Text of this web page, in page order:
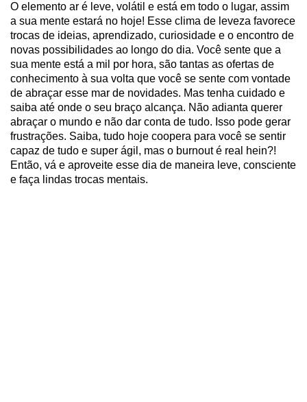
O elemento ar é leve, volátil e está em todo o lugar, assim
a sua mente estará no hoje! Esse clima de leveza favorece
trocas de ideias, aprendizado, curiosidade e o encontro de
novas possibilidades ao longo do dia. Você sente que a
sua mente está a mil por hora, são tantas as ofertas de
conhecimento à sua volta que você se sente com vontade
de abraçar esse mar de novidades. Mas tenha cuidado e
saiba até onde o seu braço alcança. Não adianta querer
abraçar o mundo e não dar conta de tudo. Isso pode gerar
frustrações. Saiba, tudo hoje coopera para você se sentir
capaz de tudo e super ágil, mas o burnout é real hein?!
Então, vá e aproveite esse dia de maneira leve, consciente
e faça lindas trocas mentais.